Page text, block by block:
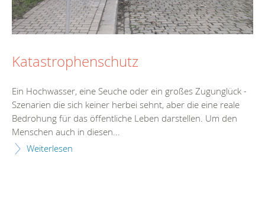
Katastrophenschutz
Ein Hochwasser, eine Seuche oder ein großes Zugunglück -
Szenarien die sich keiner herbei sehnt, aber die eine reale
Bedrohung für das öffentliche Leben darstellen. Um den
Menschen auch in diesen...
Weiterlesen